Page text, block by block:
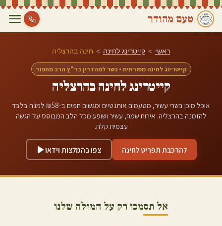
טעם מהודר
ראשי > קייטרינג לחינה > חינה בהרצליה
קייטרינג לחינה מסורתית • כשר למהדרין בד"ץ הרב מחפוד
קייטרינג לחינה בהרצליה
אוכל מוכן בשרי עשיר, מטעמים אותנטיים ומגשים חמים ב-₪58 למנה בלבד
להזמנה בהרצליה. אירוח שמח, עשיר ושופע מכל הלב המבוסס על הגשה
עצמית קלה.
להרכבת תפריט לחינה צפו בהמלצות וידאו
אל תסמכו רק על המילה שלנו